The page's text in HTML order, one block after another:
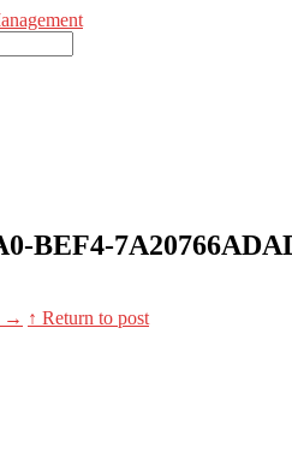
BEF4-
→ ↑ Return to post